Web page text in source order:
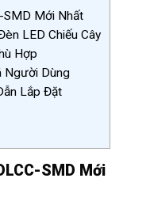
SMD Mới Nhất
LED Chiếu Cây
Hợp
Người Dùng
Lắp Đặt
SMD Mới